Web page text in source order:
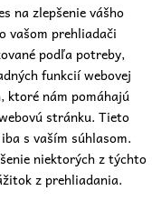
na zlepšenie vášho
vašom prehliadači
podľa potreby,
funkcií webovej
ktoré nám pomáhajú
stránku. Tieto
s vaším súhlasom.
niektorých z týchto
z prehliadania.